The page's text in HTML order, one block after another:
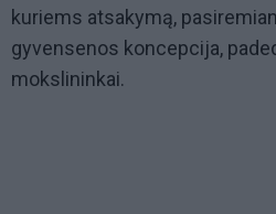
kuriems atsakymą,
gyvensenos koncepcija,
mokslininkai.